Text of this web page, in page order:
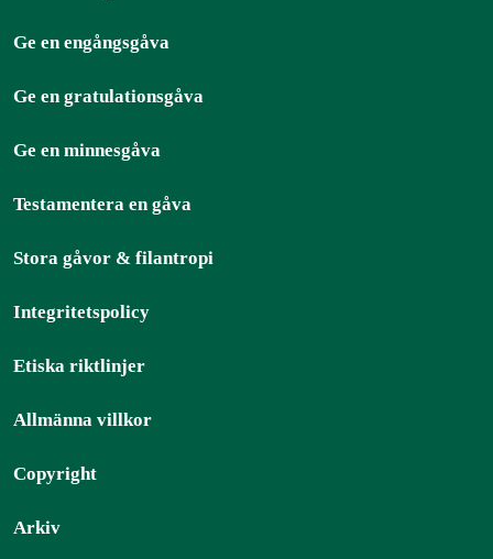
Ge en engångsgåva
Ge en gratulationsgåva
Ge en minnesgåva
Testamentera en gåva
Stora gåvor & filantropi
Integritetspolicy
Etiska riktlinjer
Allmänna villkor
Copyright
Arkiv